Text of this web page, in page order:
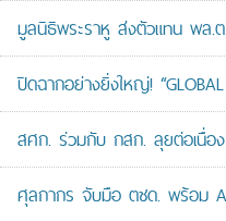
มูลนิธิพระราหู ส่งตัวแทน พล.
ปิดฉากอย่างยิ่งใหญ่!
สศก. ร่วมกับ กสก. ลุยต่อเนื่อ
ศุลกากร จับมือ ตชด. พร้อม